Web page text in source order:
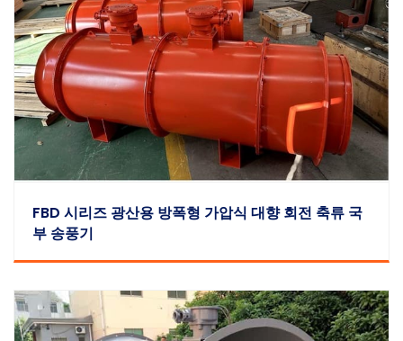
FBD 시리즈 광산용 방폭형 가압식 대향 회전 축류 국
부 송풍기